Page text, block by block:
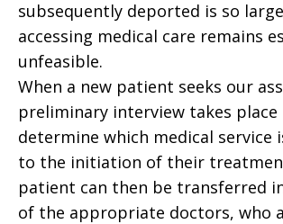
subsequently deported is so
accessing medical care remains
unfeasible.
When a new patient seeks our
preliminary interview takes
determine which medical service
to the initiation of their
patient can then be transferred
of the appropriate doctors, who